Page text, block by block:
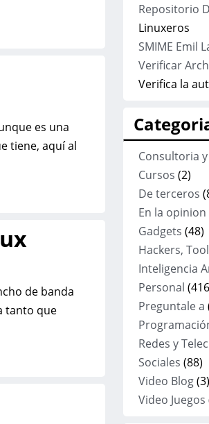
es una
tiene, aquí al
de banda
tanto que
Repositorio
Linuxeros
SMIME Emil
Verificar
Verifica la
Consultoria
Cursos (2)
De terceros
En la
Gadgets (48)
Hackers,
Inteligencia
Personal
Preguntale a
Redes y
Sociales (88)
Video Blog(3)
Video Juegos